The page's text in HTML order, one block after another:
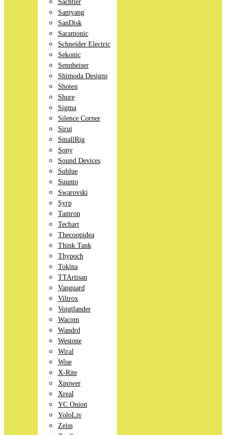
Sachtler
Samyang
SanDisk
Saramonic
Schneider Electric
Sekonic
Sennheiser
Shimoda Designs
Shoten
Shure
Sigma
Silence Corner
Sirui
SmallRig
Sony
Sound Devices
Sublue
Suunto
Swarovski
Syrp
Tamron
Techart
Thecoopidea
Think Tank
Thypoch
Tokina
TTArtisan
Vanguard
Viltrox
Voigtlander
Wacom
Wandrd
Westone
Wiral
Wise
X-Rite
Xpower
Xreal
YC Onion
YoloLiv
Zeiss